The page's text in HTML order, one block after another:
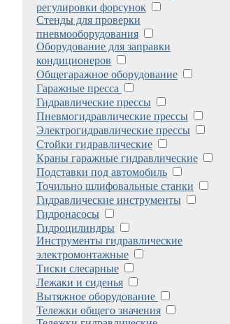
регулировки форсунок
Стенды для проверки
пневмооборудования
Оборудование для заправки
кондиционеров
Общегаражное оборудование
Гаражные пресса
Гидравлические прессы
Пневмогидравлические прессы
Электрогидравлические прессы
Стойки гидравлические
Краны гаражные гидравлические
Подставки под автомобиль
Точильно шлифовальные станки
Гидравлические инструменты
Гидронасосы
Гидроцилиндры
Инструменты гидравлические
электромонтажные
Тиски слесарные
Лежаки и сиденья
Вытяжное оборудование
Тележки общего значения